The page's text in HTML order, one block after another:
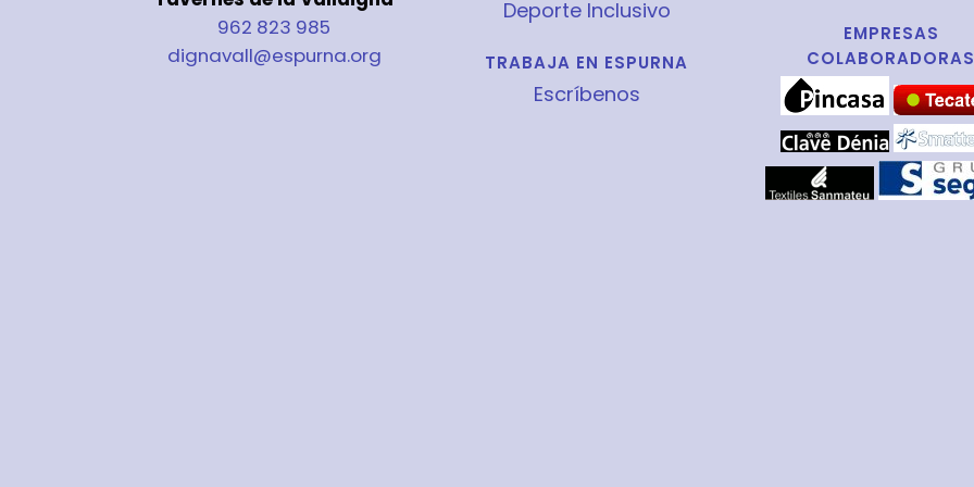
962 823 985
dignavall@espurna.org
Deporte Inclusivo
TRABAJA EN ESPURNA
Escríbenos
EMPRESAS
COLABORADORAS